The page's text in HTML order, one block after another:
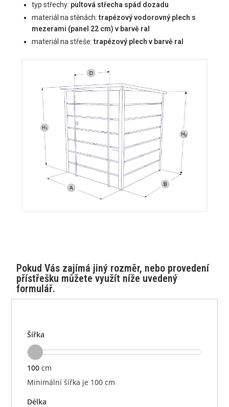
typ střechy: pultová střecha spád dozadu
materiál na stěnách:trapézový vodorovný plech s
mezerami (panel 22 cm) v barvě ral
materiál na střeše:trapézový plech v barvě ral
Pokud Vás zajímá jiný rozměr, nebo provedení
přístřešku můžete využít níže uvedený
formulář.
Šířka
100 cm
Minimální šířka je 100 cm
Délka